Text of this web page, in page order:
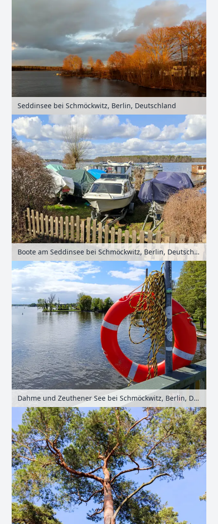
Seddinsee bei Schmöckwitz, Berlin, Deutschland
Boote am Seddinsee bei Schmöckwitz, Berlin, Deutschland
Dahme und Zeuthener See bei Schmöckwitz, Berlin, Deutschland